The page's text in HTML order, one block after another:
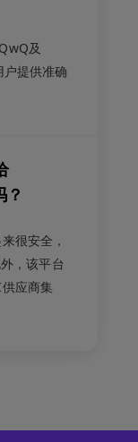
及
提供准确
？
很安全，
，该平台
应商集